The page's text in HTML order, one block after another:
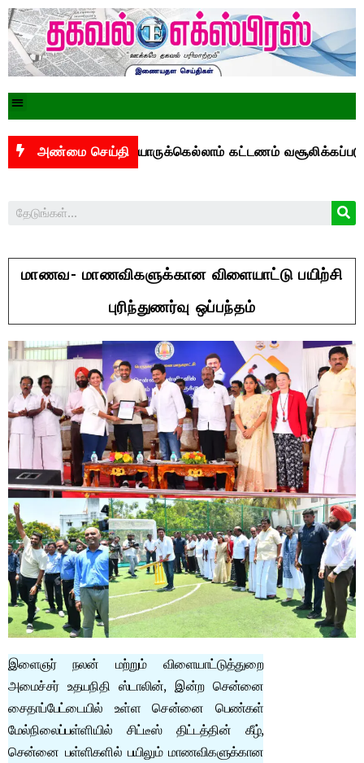
அண்மை செய்தி
மசோதா: யாருக்கெல்லாம் கட்டணம் வசூலிக்கப்படும்? –
மாணவ- மாணவிகளுக்கான விளையாட்டு பயிற்சி
புரிந்துணர்வு ஒப்பந்தம்
இளைஞர் நலன் மற்றும் விளையாட்டுத்துறை
அமைச்சர் உதயநிதி ஸ்டாலின், இன்ற சென்னை
சைதாப்பேட்டையில் உள்ள சென்னை பெண்கள்
மேல்நிலைப்பள்ளியில் சிட்டீஸ் திட்டத்தின் கீழ்,
சென்னை பள்ளிகளில் பயிலும் மாணவிகளுக்கான